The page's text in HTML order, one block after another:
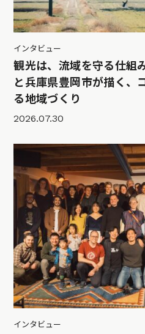
インタビュー
観光は、流域を守る仕組
と兵庫県豊岡市が描く、
る地域づくり
2026.07.30
インタビュー